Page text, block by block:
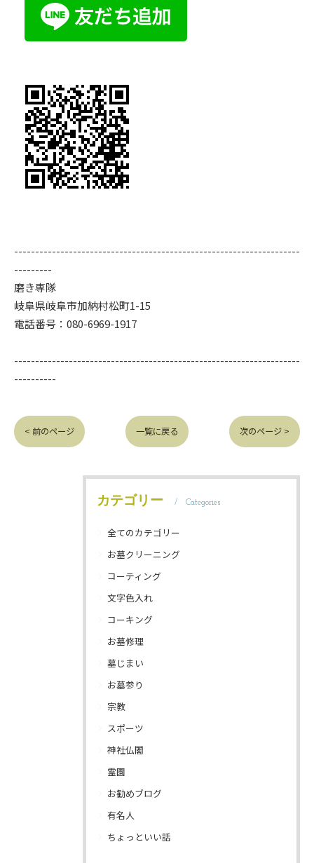
--------------------------------------------------------------------
---------
磨き専隊
岐阜県岐阜市加納村松町1-15
電話番号：080-6969-1917
--------------------------------------------------------------------
----------
< 前のページ 一覧に戻る 次のページ >
カテゴリー Categories
全てのカテゴリー
お墓クリーニング
コーティング
文字色入れ
コーキング
お墓修理
墓じまい
お墓参り
宗教
スポーツ
神社仏閣
霊園
お勧めブログ
有名人
ちょっといい話